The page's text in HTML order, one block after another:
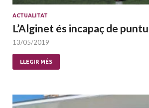
ACTUALITAT
L’Alginet és incapaç de
13/05/2019
LLEGIR MÉS